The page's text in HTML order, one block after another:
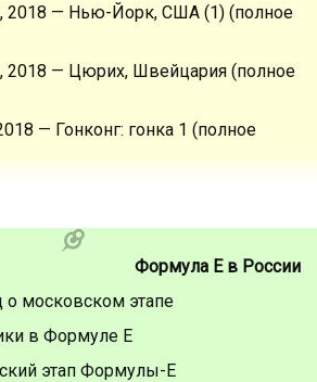
2018 — Нью-Йорк, США (1) (полное
2018 — Цюрих, Швейцария (полное
— Гонконг: гонка 1 (полное
Формула Е в России
московском этапе
в Формуле Е
этап Формулы-Е